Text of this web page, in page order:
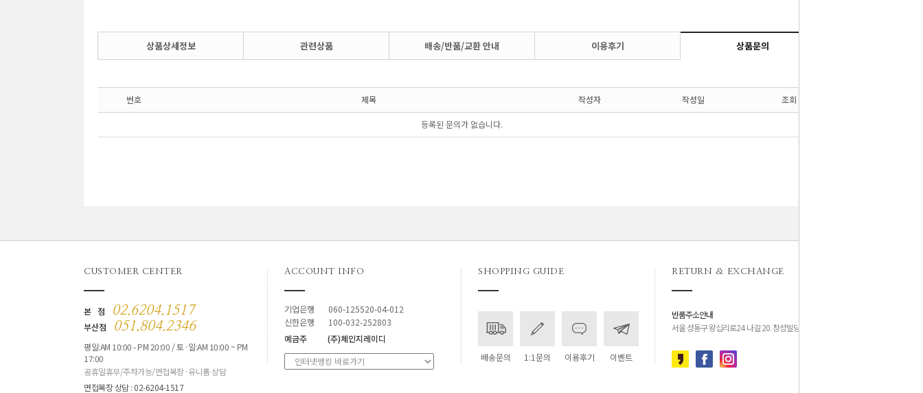
상품상세정보 관련상품 배송/반품/교환 안내 이용후기 상품문의
번호 제목 작성자 작성일 조회
등록된 문의가 없습니다.
CUSTOMER CENTER
본 점 02.6204.1517
부산점 051.804.2346
평일:AM 10:00 - PM 20:00 / 토·일:AM 10:00 ~ PM
17:00
공휴일휴무/주차가능/면접복장·유니폼 상담
면접복장 상담 : 02-6204-1517
ACCOUNT INFO
기업은행
060-125520-04-012
신한은행
100-032-252803
예금주
(주)체인지레이디
SHOPPING GUIDE
배송문의 1:1문의 이용후기 이벤트
RETURN & EXCHANGE
반품주소안내
서울 성동구 왕십리로24 나길 20. 창성빌딩 4층